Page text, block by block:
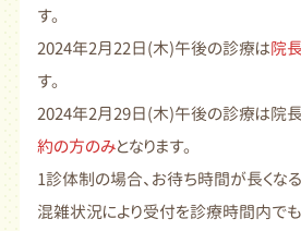
す。
2024年2月22日(木)午後の診療は院
す。
2024年2月29日(木)午後の診療は院
約の方のみとなります。
1診体制の場合、お待ち時間が長くな
混雑状況により受付を診療時間内で